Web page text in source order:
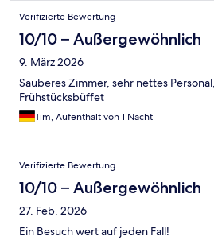
Verifizierte Bewertung
10/10 – Außergewöhnlich
9. März 2026
Sauberes Zimmer, sehr nettes
Frühstücksbüffet
Tim, Aufenthalt von 1 Nacht
Verifizierte Bewertung
10/10 – Außergewöhnlich
27. Feb. 2026
Ein Besuch wert auf jeden Fall!